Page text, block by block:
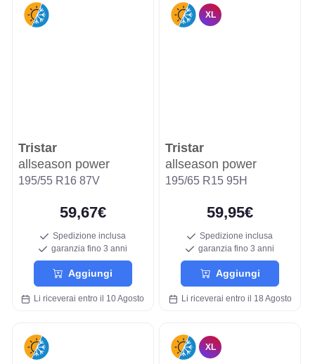
Tristar
allseason power
195/55 R16 87V
59,67€
Spedizione inclusa
garanzia fino 3 anni
Aggiungi
Li riceverai entro il 10 Agosto
XL
Tristar
allseason power
195/65 R15 95H
59,95€
Spedizione inclusa
garanzia fino 3 anni
Aggiungi
Li riceverai entro il 18 Agosto
XL